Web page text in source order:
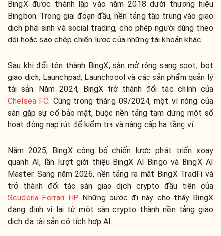
BingX được thành lập vào năm 2018 dưới thương hiệu
Bingbon. Trong giai đoạn đầu, nền tảng tập trung vào giao
dịch phái sinh và social trading, cho phép người dùng theo
dõi hoặc sao chép chiến lược của những tài khoản khác.
Sau khi đổi tên thành BingX, sàn mở rộng sang spot, bot
giao dịch, Launchpad, Launchpool và các sản phẩm quản lý
tài sản. Năm 2024, BingX trở thành đối tác chính của
Chelsea FC. Cũng trong tháng 09/2024, một ví nóng của
sàn gặp sự cố bảo mật, buộc nền tảng tạm dừng một số
hoạt động nạp rút để kiểm tra và nâng cấp hạ tầng ví.
Năm 2025, BingX công bố chiến lược phát triển xoay
quanh AI, lần lượt giới thiệu BingX AI Bingo và BingX AI
Master. Sang năm 2026, nền tảng ra mắt BingX TradFi và
trở thành đối tác sàn giao dịch crypto đầu tiên của
Scuderia Ferrari HP. Những bước đi này cho thấy BingX
đang định vị lại từ một sàn crypto thành nền tảng giao
dịch đa tài sản có tích hợp AI.